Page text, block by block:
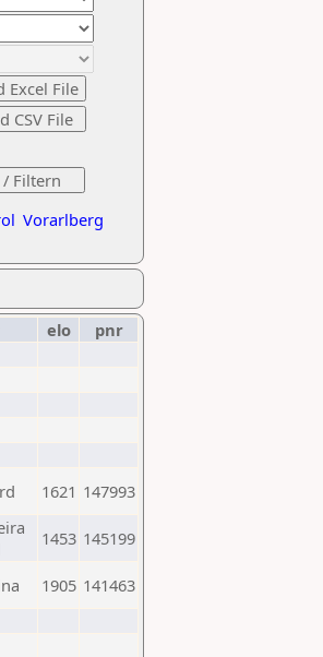
Vorarlberg
elo
pnr
1621 147993
1453 145199
1905 141463